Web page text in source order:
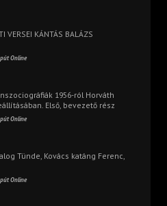
VERSEI KÁNTÁS BALÁZS
Online
1956-ról Horváth
Első, bevezető rész
Online
Tünde, Kovács katáng Ferenc,
Online